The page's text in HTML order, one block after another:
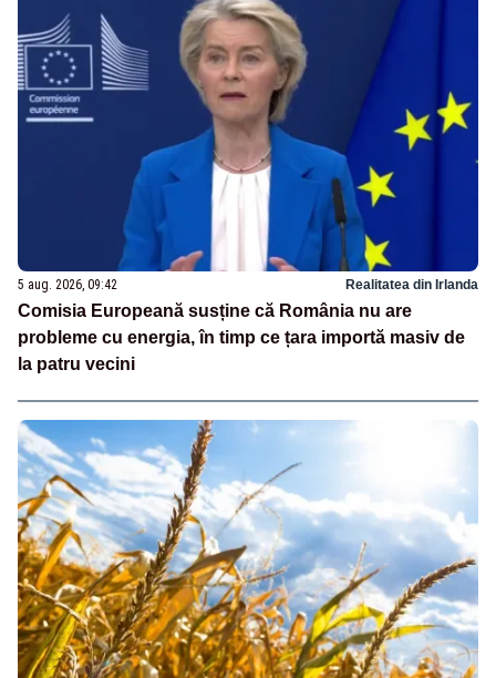
5 aug. 2026, 09:42 Realitatea din Irlanda
Comisia Europeană susține că România nu are
probleme cu energia, în timp ce țara importă masiv de
la patru vecini